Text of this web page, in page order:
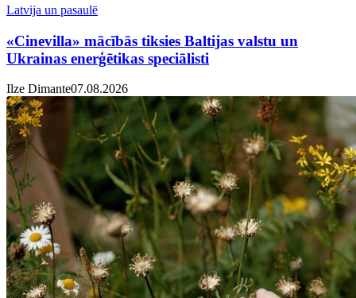
Latvija un pasaulē
«Cinevilla» mācībās tiksies Baltijas valstu un
Ukrainas enerģētikas speciālisti
Ilze Dimante07.08.2026